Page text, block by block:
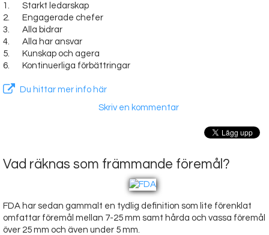
1. Starkt ledarskap
2. Engagerade chefer
3. Alla bidrar
4. Alla har ansvar
5. Kunskap och agera
6. Kontinuerliga förbättringar
Du hittar mer info här
Skriv en kommentar
Vad räknas som främmande föremål?
FDA har sedan gammalt en tydlig definition som lite förenklat
omfattar föremål mellan 7-25 mm samt hårda och vassa föremål
över 25 mm och även under 5 mm.